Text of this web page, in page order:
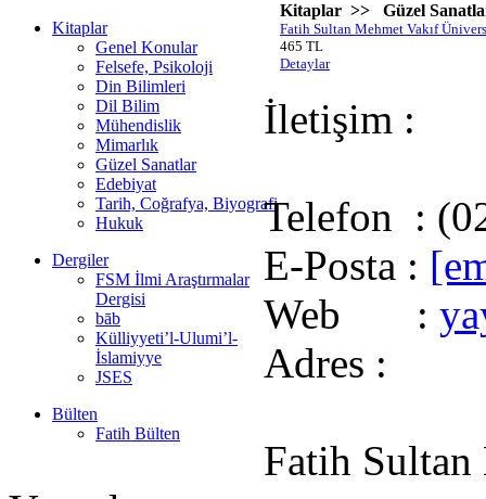
Kitaplar
Genel Konular
Felsefe, Psikoloji
Din Bilimleri
Dil Bilim
Mühendislik
Mimarlık
Güzel Sanatlar
Edebiyat
Tarih, Coğrafya, Biyografi
Hukuk
Dergiler
FSM İlmi Araştırmalar
Dergisi
bāb
Külliyyeti’l-Ulumi’l-
İslamiyye
JSES
Bülten
Fatih Bülten
Kitaplar >> Güzel
Fatih Sultan Mehmet Vakıf
465 TL
Detaylar
İletişim :
Telefon :
E-Posta :
Web :
Adres :
Fatih Sultan